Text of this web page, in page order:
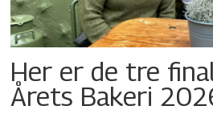
Her er de tre
Årets Bakeri